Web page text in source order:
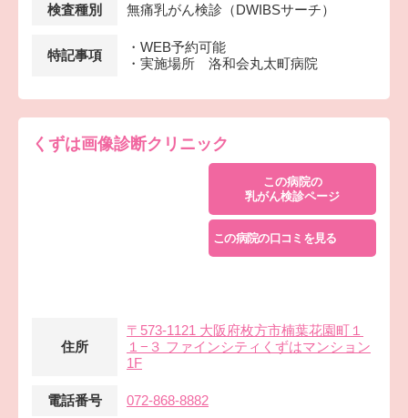
検査種別 無痛乳がん検診（DWIBSサーチ）
特記事項
・WEB予約可能
・実施場所 洛和会丸太町病院
くずは画像診断クリニック
この病院の
乳がん検診ページ
この病院の口コミを見る
住所
〒573-1121 大阪府枚方市楠葉花園町１
１−３ ファインシティくずはマンション
1F
電話番号 072-868-8882